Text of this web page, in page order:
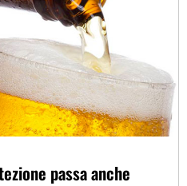
passa anche